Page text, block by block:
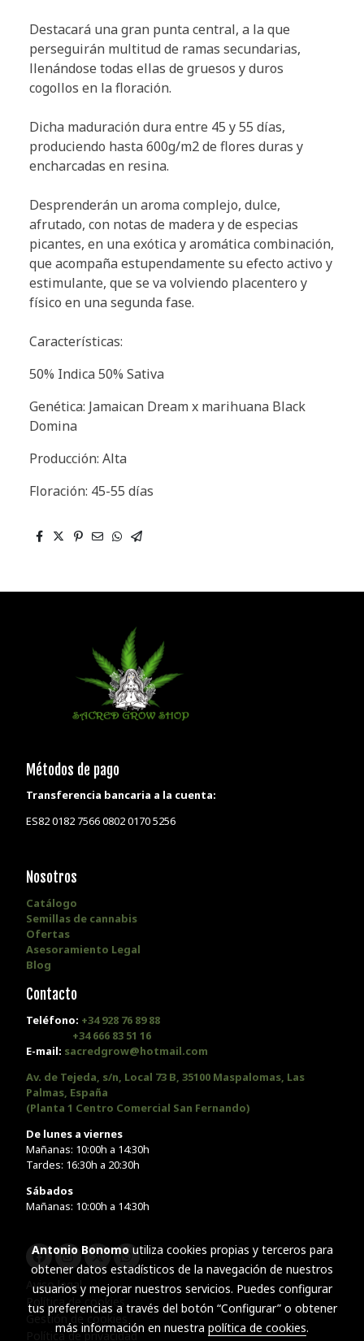
Destacará una gran punta central, a la que
perseguirán multitud de ramas secundarias,
llenándose todas ellas de gruesos y duros
cogollos en la floración.
Dicha maduración dura entre 45 y 55 días,
produciendo hasta 600g/m2 de flores duras y
encharcadas en resina.
Desprenderán un aroma complejo, dulce,
afrutado, con notas de madera y de especias
picantes, en una exótica y aromática combinación,
que acompaña estupendamente su efecto activo y
estimulante, que se va volviendo placentero y
físico en una segunda fase.
Características:
50% Indica 50% Sativa
Genética: Jamaican Dream x marihuana Black
Domina
Producción: Alta
Floración: 45-55 días
Métodos de pago
Transferencia bancaria a la cuenta:
ES82 0182 7566 0802 0170 5256
Nosotros
Catálogo
Semillas de cannabis
Ofertas
Asesoramiento Legal
Blog
Contacto
Teléfono: +34 928 76 89 88
+34 666 83 51 16
E-mail: sacredgrow@hotmail.com
Av. de Tejeda, s/n, Local 73 B, 35100 Maspalomas, Las
Palmas, España
(Planta 1 Centro Comercial San Fernando)
De lunes a viernes
Mañanas: 10:00h a 14:30h
Tardes: 16:30h a 20:30h
Sábados
Mañanas: 10:00h a 14:30h
Aviso legal
Política de cookies
Gestión de cookies
Política de privacidad
Antonio Bonomoutiliza cookies propias y terceros para
obtener datos estadísticos de la navegación de nuestros
usuarios y mejorar nuestros servicios. Puedes configurar
tus preferencias a través del botón “Configurar” o obtener
más información en nuestra política de cookies.